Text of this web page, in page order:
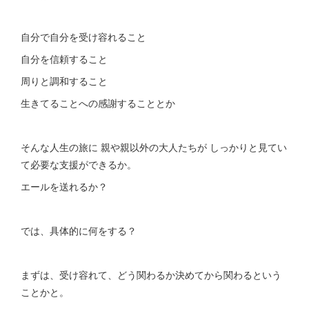
自分で自分を受け容れること
自分を信頼すること
周りと調和すること
生きてることへの感謝することとか
そんな人生の旅に 親や親以外の大人たちが しっかりと見てい
て必要な支援ができるか。
エールを送れるか？
では、具体的に何をする？
まずは、受け容れて、どう関わるか決めてから関わるという
ことかと。